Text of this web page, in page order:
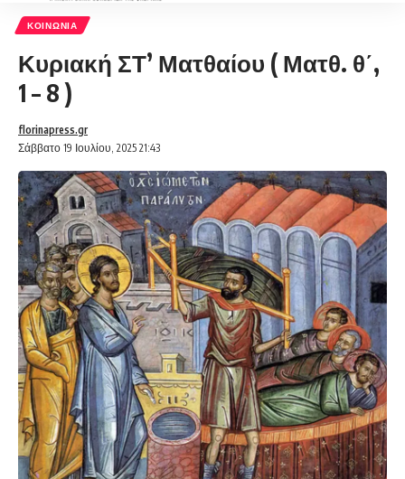
ΚΟΙΝΩΝΊΑ
Κυριακή ΣΤ’ Ματθαίου ( Ματθ. θ΄,
1 – 8 )
Σάββατο 19 Ιουλίου, 2025 21:43
florinapress.gr